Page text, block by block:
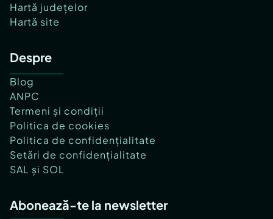
Hartă județelor
Hartă site
Despre
Blog
ANPC
Termeni și condiții
Politica de cookies
Politica de confidențialitate
Setări de confidențialitate
SAL și SOL
Abonează-te la newsletter